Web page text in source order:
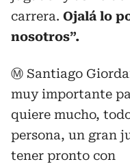
carrera. Ojalá lo
nosotros”.
Ⓜ️ Santiago
muy importante
quiere mucho,
persona, un gran
tener pronto con